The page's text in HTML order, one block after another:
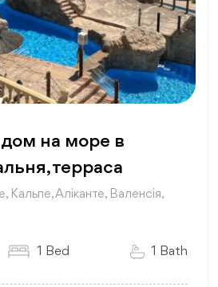
на море в
терраса
Кальпе, Аліканте, Валенсія,
1 Bed 1 Bath